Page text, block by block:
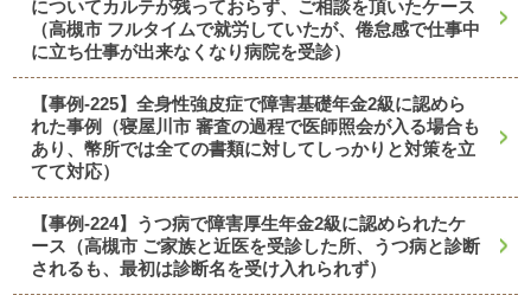
についてカルテが残っておらず、ご相談を頂いたケース
（高槻市 フルタイムで就労していたが、倦怠感で仕事中
に立ち仕事が出来なくなり病院を受診）
【事例-225】全身性強皮症で障害基礎年金2級に認めら
れた事例（寝屋川市 審査の過程で医師照会が入る場合も
あり、幣所では全ての書類に対してしっかりと対策を立
てて対応）
【事例-224】うつ病で障害厚生年金2級に認められたケ
ース（高槻市 ご家族と近医を受診した所、うつ病と診断
されるも、最初は診断名を受け入れられず）